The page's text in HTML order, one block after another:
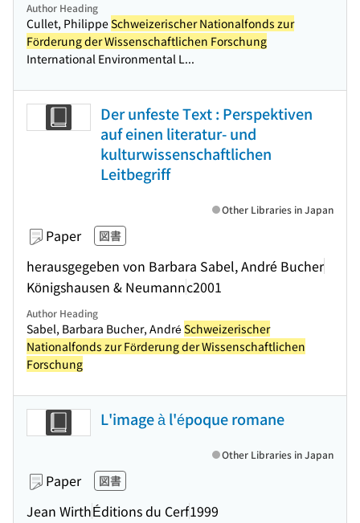
Author Heading
Cullet, PhilippeSchweizerischer Nationalfonds zur
Förderung der Wissenschaftlichen Forschung
International Environmental L...
Der unfeste Text : Perspektiven
auf einen literatur- und
kulturwissenschaftlichen
Leitbegriff
Paper 図書
herausgegeben von Barbara Sabel, André Bucher
Königshausen & Neumannc2001
Other Libraries in Japan
Author Heading
Sabel, Barbara Bucher, AndréSchweizerischer
Nationalfonds zur Förderung der Wissenschaftlichen
Forschung
L'image à l'époque romane
Paper 図書
Jean WirthÉditions du Cerf1999
Other Libraries in Japan